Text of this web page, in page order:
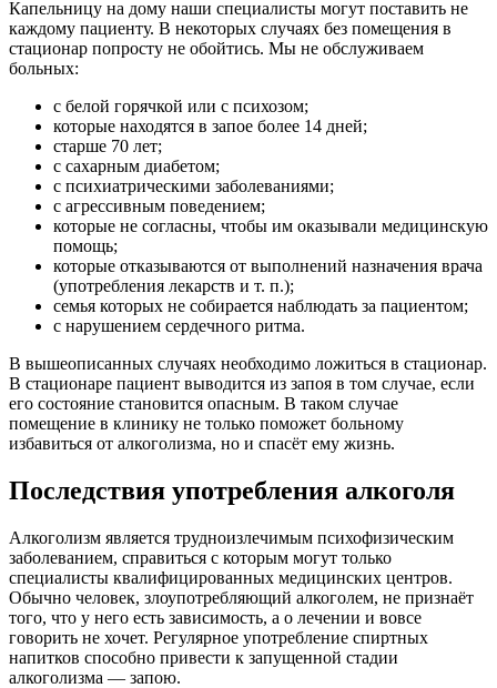
Капельницу на дому наши специалисты могут поставить не
каждому пациенту. В некоторых случаях без помещения в
стационар попросту не обойтись. Мы не обслуживаем
больных:
с белой горячкой или с психозом;
которые находятся в запое более 14 дней;
старше 70 лет;
с сахарным диабетом;
с психиатрическими заболеваниями;
с агрессивным поведением;
которые не согласны, чтобы им оказывали медицинскую
помощь;
которые отказываются от выполнений назначения врача
(употребления лекарств и т. п.);
семья которых не собирается наблюдать за пациентом;
с нарушением сердечного ритма.
В вышеописанных случаях необходимо ложиться в стационар.
В стационаре пациент выводится из запоя в том случае, если
его состояние становится опасным. В таком случае
помещение в клинику не только поможет больному
избавиться от алкоголизма, но и спасёт ему жизнь.
Последствия употребления алкоголя
Алкоголизм является трудноизлечимым психофизическим
заболеванием, справиться с которым могут только
специалисты квалифицированных медицинских центров.
Обычно человек, злоупотребляющий алкоголем, не признаёт
того, что у него есть зависимость, а о лечении и вовсе
говорить не хочет. Регулярное употребление спиртных
напитков способно привести к запущенной стадии
алкоголизма — запою.